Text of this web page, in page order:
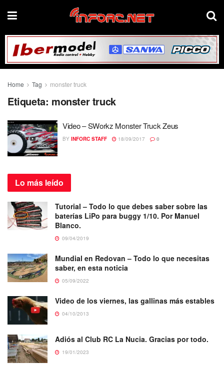
Home Tag monster truck
Etiqueta: monster truck
Video – SWorkz Monster Truck Zeus
BY INFORC STAFF 18/09/2017 0
Lo más leído
Tutorial – Todo lo que debes saber sobre las
baterías LiPo para buggy 1/10. Por Manuel
Blanco.
09/04/2019
Mundial en Redovan – Todo lo que necesitas
saber, en esta noticia
05/09/2022
Video de los viernes, las gallinas más estables
04/10/2013
Adiós al Club RC La Nucia. Gracias por todo.
19/01/2023